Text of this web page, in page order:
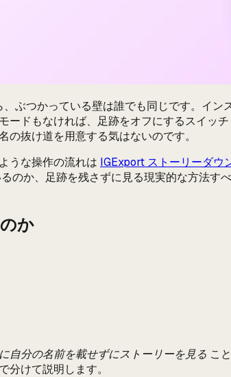
ぶつかっている壁は誰でも同じです。イ
ドもなければ、足跡をオフにするスイッ
の抜け道を用意する気はないのです。
うな操作の流れは IGExport ストーリーダウ
のか、足跡を残さずに見る現実的な方法す
か
自分の名前を載せずにストーリーを見る こ
分けて説明します。